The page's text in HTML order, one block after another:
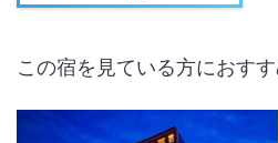
この宿を見ている方におす